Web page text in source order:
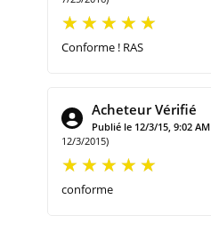
Conforme ! RAS
Acheteur Vérifié
Publié le 12/3/15, 9:02 AM
12/3/2015)
conforme